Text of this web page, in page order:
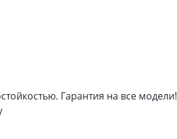
Гарантия на все модели!